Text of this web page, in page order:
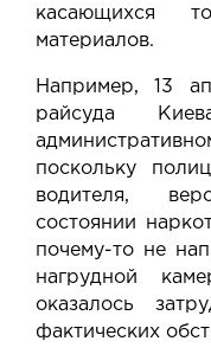
касающихся
материалов.
Например, 13
райсуда
поскольку
водителя,
состоянии
почему-то не
нагрудной
оказалось
фактических